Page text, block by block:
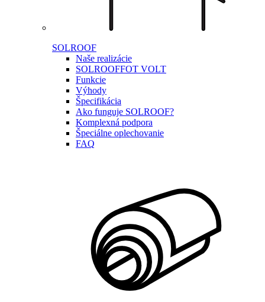
SOLROOF
Naše realizácie
SOLROOFFOT VOLT
Funkcie
Výhody
Špecifikácia
Ako funguje SOLROOF?
Komplexná podpora
Špeciálne oplechovanie
FAQ